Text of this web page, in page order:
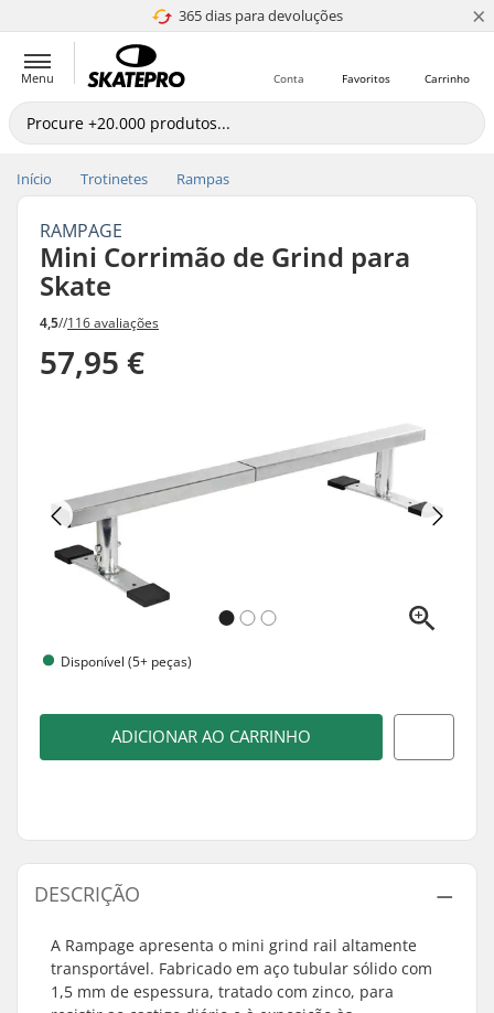
365 dias para devoluções
4.8 de 5 ×
Menu Carrinho
Favoritos
Conta
Início Trotinetes Rampas
RAMPAGE
Mini Corrimão de Grind para
Skate
4,5//116 avaliações
57,95 €
Disponível (5+ peças)
ADICIONAR AO CARRINHO
DESCRIÇÃO
A Rampage apresenta o mini grind rail altamente
transportável. Fabricado em aço tubular sólido com
1,5 mm de espessura, tratado com zinco, para